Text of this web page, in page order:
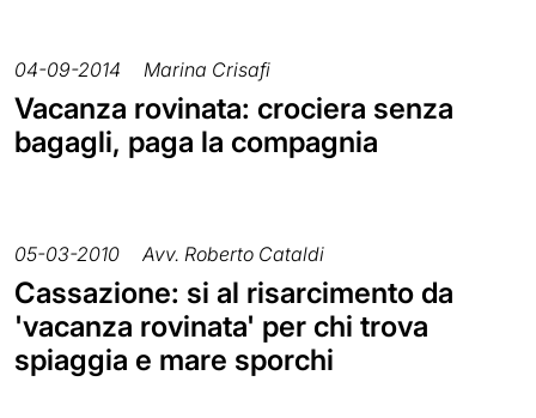
04-09-2014 Marina Crisafi
Vacanza rovinata: crociera senza
bagagli, paga la compagnia
05-03-2010 Avv. Roberto Cataldi
Cassazione: si al risarcimento da
'vacanza rovinata' per chi trova
spiaggia e mare sporchi